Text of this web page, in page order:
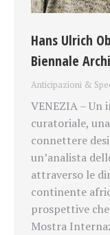
Hans Ulrich
Biennale
Anticipazioni &
VENEZIA –
curatoriale,
connettere
un’analista
attraverso le
continente
prospettive
Mostra